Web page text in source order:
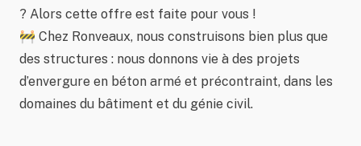
? Alors cette offre est faite pour vous !
🚧 Chez Ronveaux, nous construisons bien plus que
des structures : nous donnons vie à des projets
d’envergure en béton armé et précontraint, dans les
domaines du bâtiment et du génie civil.